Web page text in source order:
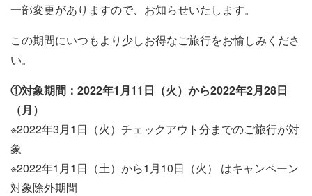
一部変更がありますので、お知らせいたします。
この期間にいつもより少しお得なご旅行をお愉しみくださ
い。
①対象期間：2022年1月11日（火）から2022年2月28日
（月）
※2022年3月1日（火）チェックアウト分までのご旅行が対
象
※2022年1月1日（土）から1月10日（火） はキャンペーン
対象除外期間